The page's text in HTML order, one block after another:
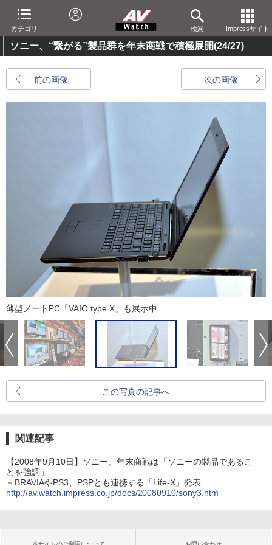
カテゴリ 検索 Impressサイト
ソニー、“繋がる”製品群を年末商戦で積極展開(24/27)
前の画像 次の画像
薄型ノートPC「VAIO type X」も展示中
この写真の記事へ
関連記事
【2008年9月10日】ソニー、年末商戦は「ソニーの製品であるこ
とを強調」
－BRAVIAやPS3、PSPとも連携する「Life-X」発表
http://av.watch.impress.co.jp/docs/20080910/sony3.htm